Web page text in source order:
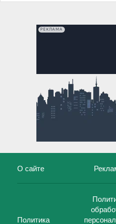
РЕКЛАМА
О сайте
Политика